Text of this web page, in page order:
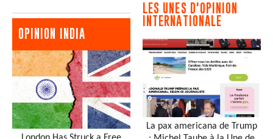
OPINION INDIA
LES UNES D'OPINION
INTERNATIONALE
La pax americana de Trump